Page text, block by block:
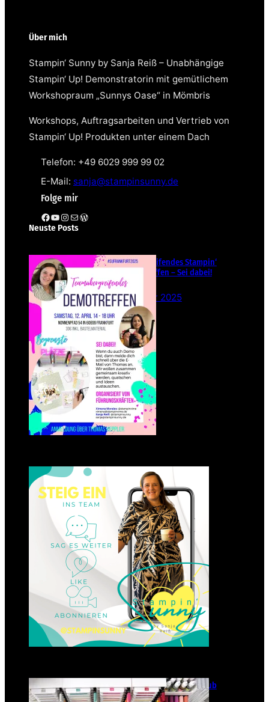
Über mich
Stampin‘ Sunny by Sanja Reiß – Unabhängige
Stampin‘ Up! Demonstratorin mit gemütlichem
Workshopraum „Sunnys Oase“ in Mömbris
Workshops, Auftragsarbeiten und Vertrieb von
Stampin‘ Up! Produkten unter einem Dach
Telefon: +49 6029 999 99 02
E-Mail: sanja@stampinsunny.de
Folge mir
Facebook YouTube Instagram E-Mail WordPress
Neuste Posts
Teamübergreifendes Stampin‘
Up! Demotreffen – Sei dabei!
26. Februar 2025
Einsteigen 2025 im Team
Stampin‘ Sunny
23. Januar 2025
GANZ NEU: Scrapbooking Club
2025